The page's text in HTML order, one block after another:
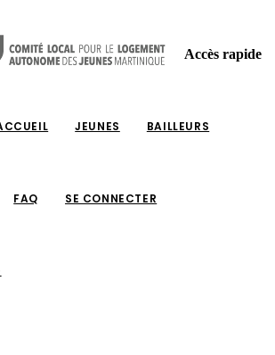
JEUNES BAILLEURS
FAQ SE CONNECTER
Accès rapide